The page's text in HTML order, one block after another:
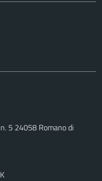
5 24058 Romano di